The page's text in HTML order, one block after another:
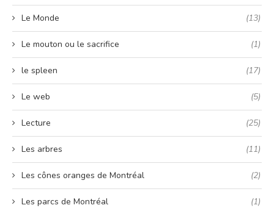
Le Monde (13)
Le mouton ou le sacrifice (1)
le spleen (17)
Le web (5)
Lecture (25)
Les arbres (11)
Les cônes oranges de Montréal (2)
Les parcs de Montréal (1)